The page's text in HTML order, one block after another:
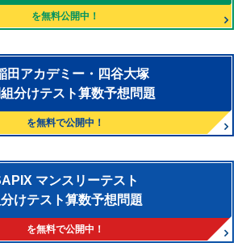
を無料公開中！
田アカデミー・四谷大塚
分けテスト算数予想問題
を無料で公開中！
マンスリーテスト
けテスト算数予想問題
を無料で公開中！